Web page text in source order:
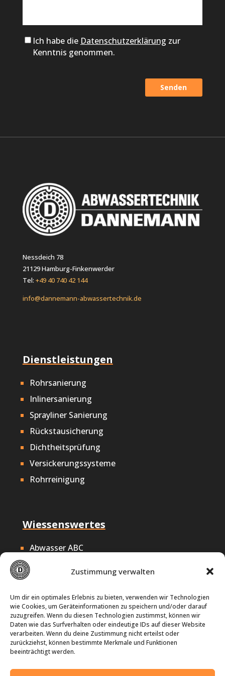
Zustimmung verwalten
Um dir ein optimales Erlebnis zu bieten, verwenden wir Technologien
wie Cookies, um Geräteinformationen zu speichern und/oder darauf
zuzugreifen. Wenn du diesen Technologien zustimmst, können wir
Daten wie das Surfverhalten oder eindeutige IDs auf dieser Website
verarbeiten. Wenn du deine Zustimmung nicht erteilst oder
zurückziehst, können bestimmte Merkmale und Funktionen
beeinträchtigt werden.
Ich habe die Datenschutzerklärung zur
Kenntnis genommen.
Nessdeich 78
21129 Hamburg-Finkenwerder
Tel: +49 40 740 42 144
info@dannemann-abwassertechnik.de
Dienstleistungen
Rohrsanierung
Inlinersanierung
Sprayliner Sanierung
Rückstausicherung
Dichtheitsprüfung
Versickerungssysteme
Rohrreinigung
Wiessenswertes
Abwasser ABC
Nachhaltigkeit
Impressum
Datenschutz
Cookie-Richtlinie